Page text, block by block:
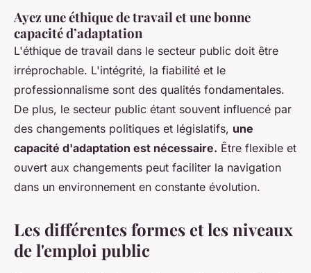
Ayez une éthique de travail et une bonne
capacité d’adaptation
L'éthique de travail dans le secteur public doit être
irréprochable. L'intégrité, la fiabilité et le
professionnalisme sont des qualités fondamentales.
De plus, le secteur public étant souvent influencé par
des changements politiques et législatifs, une
capacité d'adaptation est nécessaire. Être flexible et
ouvert aux changements peut faciliter la navigation
dans un environnement en constante évolution.
Les différentes formes et les niveaux
de l'emploi public